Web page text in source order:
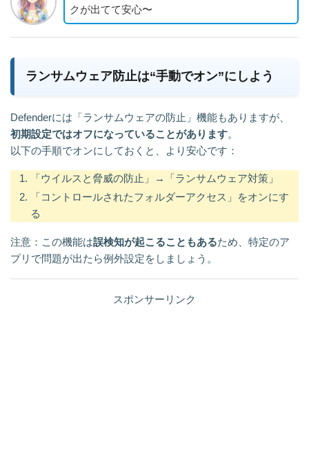
クが出てて安心〜
ランサムウェア防止は“手動でオン”にしよう
Defenderには「ランサムウェアの防止」機能もありますが、
初期設定ではオフになっていることがあります。
以下の手順でオンにしておくと、より安心です：
「ウイルスと脅威の防止」→「ランサムウェア対策」
「コントロールされたフォルダーアクセス」をオンにす
る
注意：この機能は誤検知が起こることもあるため、特定のア
プリで問題が出たら例外設定をしましょう。
スポンサーリンク